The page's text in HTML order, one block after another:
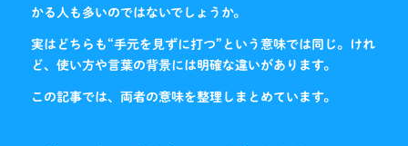
かる人も多いのではないでしょうか。
実はどちらも“手元を見ずに打つ”という意味では同じ。けれ
ど、使い方や言葉の背景には明確な違いがあります。
この記事では、両者の意味を整理しまとめています。